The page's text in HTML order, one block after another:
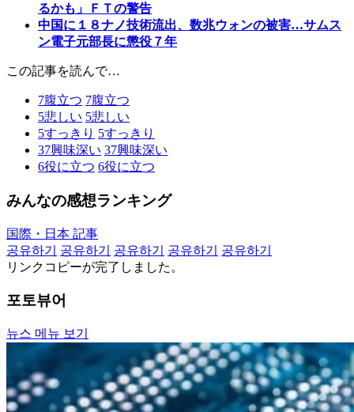
るかも」ＦＴの警告
中国に１８ナノ技術流出、数兆ウォンの被害…サムス
ン電子元部長に懲役７年
この記事を読んで…
7腹立つ 7腹立つ
5悲しい 5悲しい
5すっきり 5すっきり
37興味深い 37興味深い
6役に立つ 6役に立つ
みんなの感想ランキング
国際・日本 記事
공유하기
공유하기 공유하기 공유하기
공유하기
リンクコピーが完了しました。
포토뷰어
뉴스 메뉴 보기